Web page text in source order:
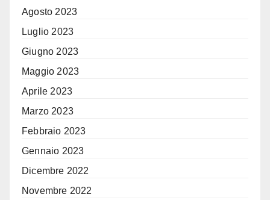
Agosto 2023
Luglio 2023
Giugno 2023
Maggio 2023
Aprile 2023
Marzo 2023
Febbraio 2023
Gennaio 2023
Dicembre 2022
Novembre 2022